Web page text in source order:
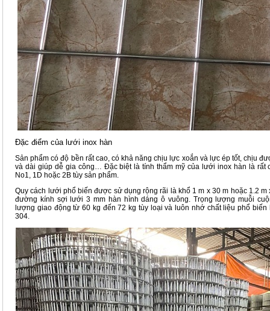
Đặc điểm của lưới inox hàn
Sản phẩm có độ bền rất cao, có khả năng chịu lực xoắn và lực ép tốt, chịu
và dài giúp dễ gia công… Đặc biệt là tính thẩm mỹ của lưới inox hàn là rất
No1, 1D hoặc 2B tùy sản phẩm.
Quy cách lưới phổ biến được sử dụng rộng rãi là khổ 1 m x 30 m hoặc 1.2
đường kính sợi lưới 3 mm hàn hình dáng ô vuông. Trọng lượng muỗi
lượng giao động từ 60 kg đến 72 kg tùy loại và luôn nhớ chất liệu phổ
304.